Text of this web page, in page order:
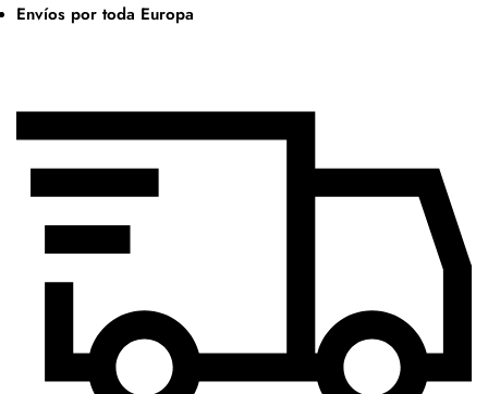
Envíos por toda Europa